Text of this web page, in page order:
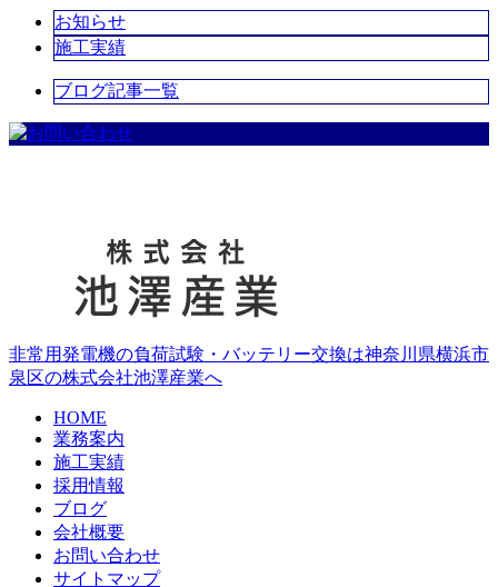
お知らせ
施工実績
ブログ記事一覧
非常用発電機の負荷試験・バッテリー交換は神奈川県横浜市
泉区の株式会社池澤産業へ
HOME
業務案内
施工実績
採用情報
ブログ
会社概要
お問い合わせ
サイトマップ